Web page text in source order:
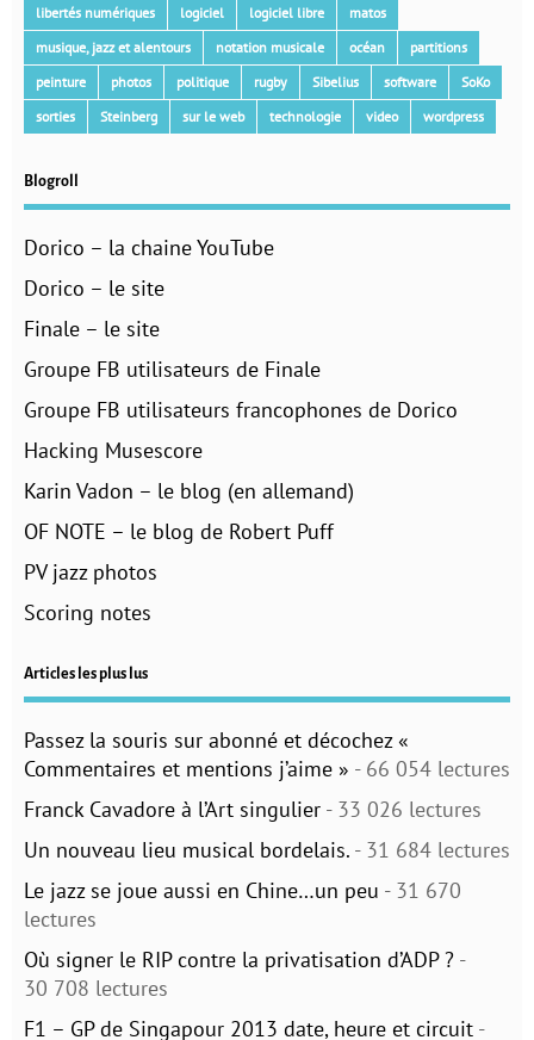
libertés numériques
logiciel logiciel libre
matos
musique, jazz et alentours
notation musicale océan
partitions
peinture
photos politique rugby Sibelius software
SoKo
sorties
Steinberg sur le web technologie video wordpress
Blogroll
Dorico – la chaine YouTube
Dorico – le site
Finale – le site
Groupe FB utilisateurs de Finale
Groupe FB utilisateurs francophones de Dorico
Hacking Musescore
Karin Vadon – le blog (en allemand)
OF NOTE – le blog de Robert Puff
PV jazz photos
Scoring notes
Articles les plus lus
Passez la souris sur abonné et décochez «
Commentaires et mentions j’aime » - 66 054 lectures
Franck Cavadore à l’Art singulier - 33 026 lectures
Un nouveau lieu musical bordelais. - 31 684 lectures
Le jazz se joue aussi en Chine…un peu - 31 670
lectures
Où signer le RIP contre la privatisation d’ADP ? -
30 708 lectures
F1 – GP de Singapour 2013 date, heure et circuit -